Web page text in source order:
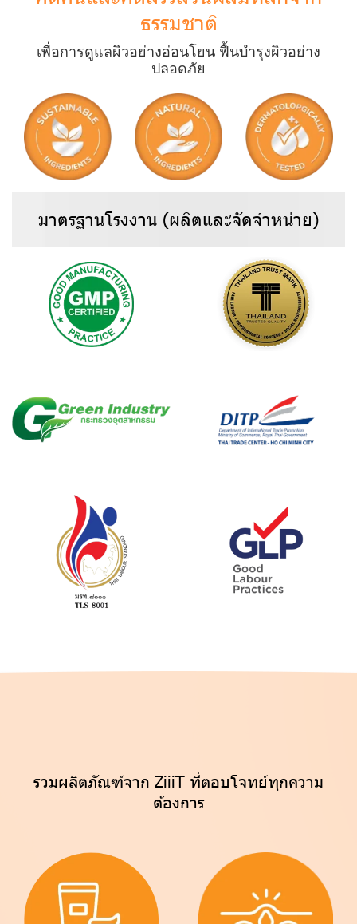
ธรรมชาติ
เพื่อการดูแลผิวอย่างอ่อนโยน ฟื้นบำรุงผิวอย่าง
ปลอดภัย
มาตรฐานโรงงาน (ผลิตและจัดจำหน่าย)
รวมผลิตภัณฑ์จาก ZiiiT ที่ตอบโจทย์ทุกความ
ต้องการ